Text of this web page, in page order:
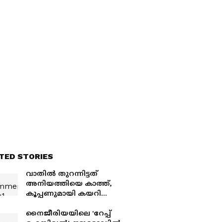
STORIES
വാതിൽ തുറന്നിട്ടത്
അനിയത്തിയെ കാത്ത്,
കൂപ്പണുമായി കയറി
മൂകനുമായ
നൈജീരിയയിലെ 'റേപ്പ്